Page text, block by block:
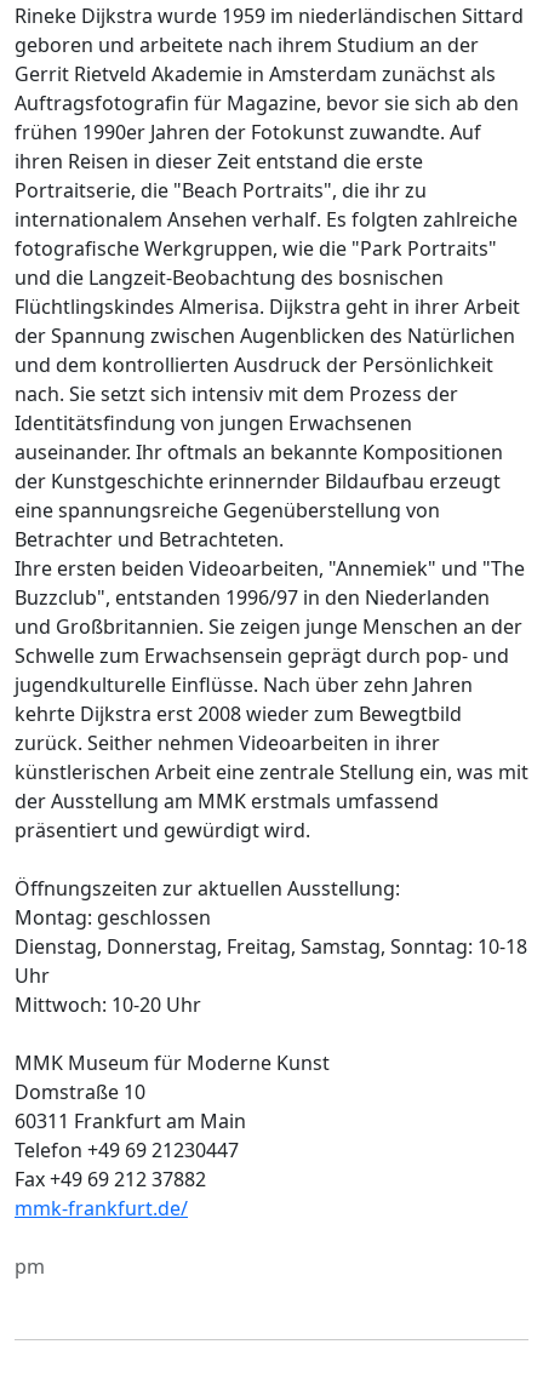
Rineke Dijkstra wurde 1959 im niederländischen Sittard
geboren und arbeitete nach ihrem Studium an der
Gerrit Rietveld Akademie in Amsterdam zunächst als
Auftragsfotografin für Magazine, bevor sie sich ab den
frühen 1990er Jahren der Fotokunst zuwandte. Auf
ihren Reisen in dieser Zeit entstand die erste
Portraitserie, die "Beach Portraits", die ihr zu
internationalem Ansehen verhalf. Es folgten zahlreiche
fotografische Werkgruppen, wie die "Park Portraits"
und die Langzeit-Beobachtung des bosnischen
Flüchtlingskindes Almerisa. Dijkstra geht in ihrer Arbeit
der Spannung zwischen Augenblicken des Natürlichen
und dem kontrollierten Ausdruck der Persönlichkeit
nach. Sie setzt sich intensiv mit dem Prozess der
Identitätsfindung von jungen Erwachsenen
auseinander. Ihr oftmals an bekannte Kompositionen
der Kunstgeschichte erinnernder Bildaufbau erzeugt
eine spannungsreiche Gegenüberstellung von
Betrachter und Betrachteten.
Ihre ersten beiden Videoarbeiten, "Annemiek" und "The
Buzzclub", entstanden 1996/97 in den Niederlanden
und Großbritannien. Sie zeigen junge Menschen an der
Schwelle zum Erwachsensein geprägt durch pop- und
jugendkulturelle Einflüsse. Nach über zehn Jahren
kehrte Dijkstra erst 2008 wieder zum Bewegtbild
zurück. Seither nehmen Videoarbeiten in ihrer
künstlerischen Arbeit eine zentrale Stellung ein, was mit
der Ausstellung am MMK erstmals umfassend
präsentiert und gewürdigt wird.
Öffnungszeiten zur aktuellen Ausstellung:
Montag: geschlossen
Dienstag, Donnerstag, Freitag, Samstag, Sonntag: 10-18
Uhr
Mittwoch: 10-20 Uhr
MMK Museum für Moderne Kunst
Domstraße 10
60311 Frankfurt am Main
Telefon +49 69 21230447
Fax +49 69 212 37882
mmk-frankfurt.de/
pm